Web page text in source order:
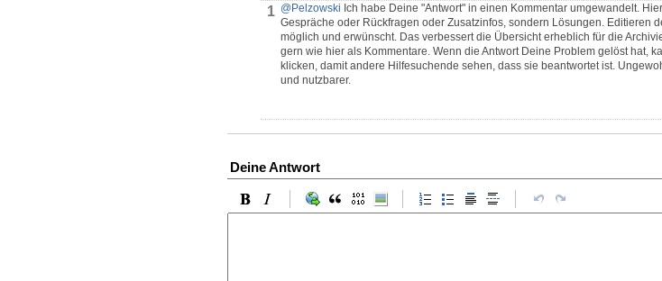
1 @Pelzowski Ich habe Deine "Antwort" in einen Kommentar umgewandelt.
Gespräche oder Rückfragen oder Zusatzinfos, sondern Lösungen. Editieren
möglich und erwünscht. Das verbessert die Übersicht erheblich für die
gern wie hier als Kommentare. Wenn die Antwort Deine Problem gelöst hat,
klicken, damit andere Hilfesuchende sehen, dass sie beantwortet ist.
und nutzbarer.
Deine Antwort